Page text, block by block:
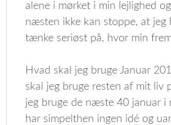
alene i mørket i min lejlighed
næsten ikke kan stoppe, at jeg
tænke seriøst på, hvor min
Hvad skal jeg bruge Januar
skal jeg bruge resten af mit liv
jeg bruge de næste 40 januar i
har simpelthen ingen idé og